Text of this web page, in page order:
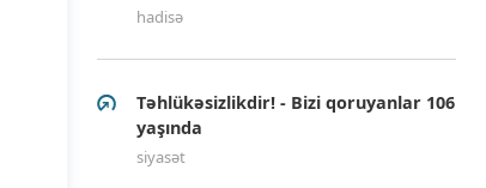
hadisə
Təhlükəsizlikdir! - Bizi qoruyanlar 106
yaşında
siyasət